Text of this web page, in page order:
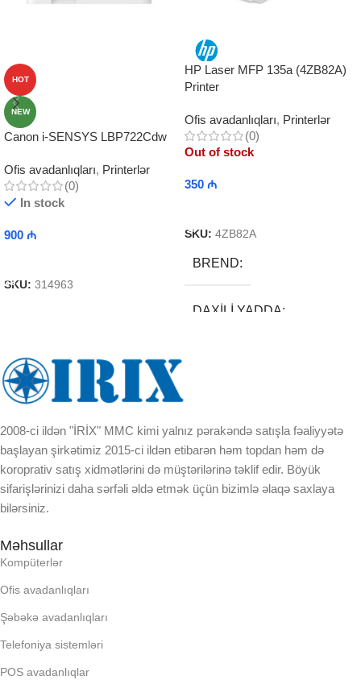
HOT
NEW
Canon i-SENSYS LBP722Cdw
Ofis avadanlıqları, Printerlər
(0)
In stock
900 ₼
SKU: 314963
HP Laser MFP 135a (4ZB82A)
Printer
Ofis avadanlıqları, Printerlər
(0)
Out of stock
350 ₼
SKU: 4ZB82A
BREND
DAXILI YADDA
LCD
OPERATIV YADDA
2008-ci ildən "İRİX" MMC kimi yalnız pərakəndə satışla fəaliyyətə
başlayan şirkətimiz 2015-ci ildən etibarən həm topdan həm də
koroprativ satış xidmətlərini də müştərilərinə təklif edir. Böyük
sifarişlərinizi daha sərfəli əldə etmək üçün bizimlə əlaqə saxlaya
bilərsiniz.
Məhsullar
Kompüterlər
Ofis avadanlıqları
Şəbəkə avadanlıqları
Telefoniya sistemləri
POS avadanlıqlar